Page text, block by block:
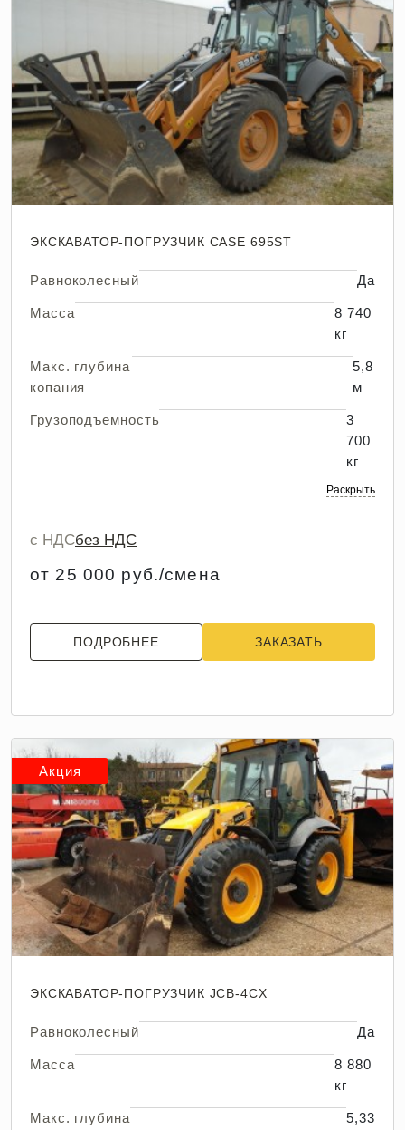
ЭКСКАВАТОР-ПОГРУЗЧИК CASE 695ST
Равноколесный Да
Масса
8 740
кг
Макс. глубина
копания
5,8
м
Грузоподъемность
3
700
кг
Раскрыть
с НДСбез НДС
от 25 000 руб./смена
ПОДРОБНЕЕ ЗАКАЗАТЬ
Акция
ЭКСКАВАТОР-ПОГРУЗЧИК JCB-4CX
Равноколесный Да
Масса
8 880
кг
Макс. глубина
5,33